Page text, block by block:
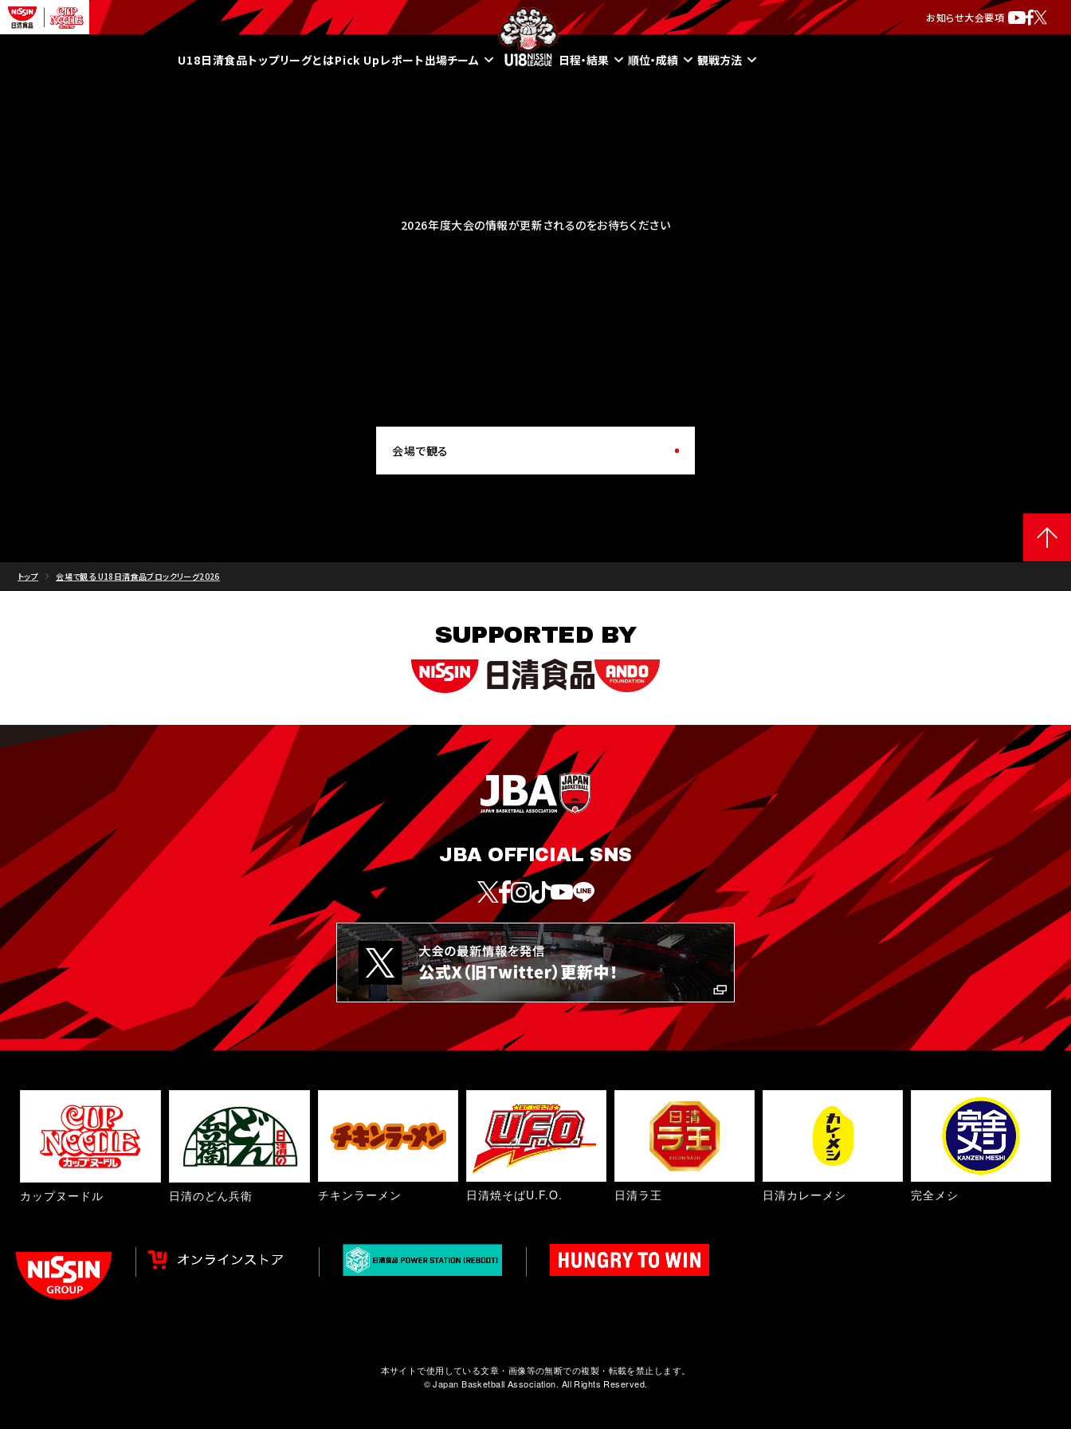
お知らせ大会要項
U18日清食品トップリーグとはPick Upレポート出場チーム 日程・結果 順位・成績 観戦方法
2026年度大会の情報が更新されるのをお待ちください
会場で観る
トップ 会場で観る U18日清食品ブロックリーグ2026
SUPPORTED BY
JBA OFFICIAL SNS
カップヌードル 日清のどん兵衛 チキンラーメン 日清焼そばU.F.O. 日清ラ王 日清カレーメシ 完全メシ
本サイトで使用している文章・画像等の無断での複製・転載を禁止します。
© Japan Basketball Association. All Rights Reserved.